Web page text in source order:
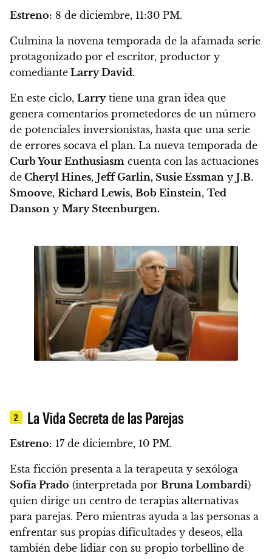
Estreno: 8 de diciembre, 11:30 PM.
Culmina la novena temporada de la afamada serie
protagonizado por el escritor, productor y
comediante Larry David.
En este ciclo, Larrytiene una gran idea que
genera comentarios prometedores de un número
de potenciales inversionistas, hasta que una serie
de errores socava el plan. La nueva temporada de
Curb Your Enthusiasm cuenta con las actuaciones
de Cheryl Hines, Jeff Garlin, Susie Essman y J.B.
Smoove, Richard Lewis, Bob Einstein, Ted
Danson y Mary Steenburgen.
2 La Vida Secreta de las Parejas
Estreno: 17 de diciembre, 10 PM.
Esta ficción presenta a la terapeuta y sexóloga
Sofía Prado (interpretada por Bruna Lombardi)
quien dirige un centro de terapias alternativas
para parejas. Pero mientras ayuda a las personas a
enfrentar sus propias dificultades y deseos, ella
también debe lidiar con su propio torbellino de